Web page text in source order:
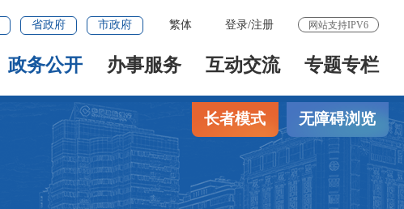
省政府 市政府 繁体 登录/注册 网站支持IPV6
政务公开 办事服务 互动交流 专题专栏
长者模式 无障碍浏览